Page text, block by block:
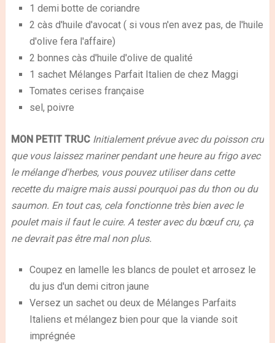
1 demi botte de coriandre
2 càs d'huile d'avocat ( si vous n'en avez pas, de l'huile
d'olive fera l'affaire)
2 bonnes càs d'huile d'olive de qualité
1 sachet Mélanges Parfait Italien de chez Maggi
Tomates cerises française
sel, poivre
MON PETIT TRUC Initialement prévue avec du poisson cru
que vous laissez mariner pendant une heure au frigo avec
le mélange d'herbes, vous pouvez utiliser dans cette
recette du maigre mais aussi pourquoi pas du thon ou du
saumon. En tout cas, cela fonctionne très bien avec le
poulet mais il faut le cuire. A tester avec du bœuf cru, ça
ne devrait pas être mal non plus.
Coupez en lamelle les blancs de poulet et arrosez le
du jus d'un demi citron jaune
Versez un sachet ou deux de Mélanges Parfaits
Italiens et mélangez bien pour que la viande soit
imprégnée